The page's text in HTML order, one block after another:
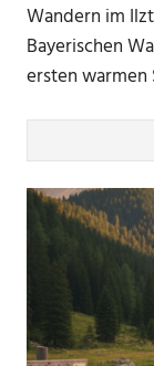
Wandern im
Bayerischen
ersten warmen